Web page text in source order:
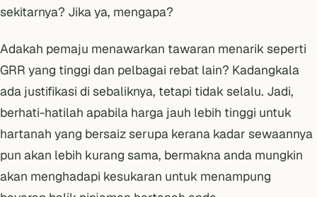
sekitarnya? Jika ya, mengapa?
Adakah pemaju menawarkan tawaran menarik seperti
GRR yang tinggi dan pelbagai rebat lain? Kadangkala
ada justifikasi di sebaliknya, tetapi tidak selalu. Jadi,
berhati-hatilah apabila harga jauh lebih tinggi untuk
hartanah yang bersaiz serupa kerana kadar sewaannya
pun akan lebih kurang sama, bermakna anda mungkin
akan menghadapi kesukaran untuk menampung